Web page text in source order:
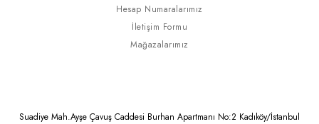
Hesap Numaralarımız
İletişim Formu
Mağazalarımız
Suadiye Mah.Ayşe Çavuş Caddesi Burhan Apartmanı No:2 Kadıköy/İstanbul